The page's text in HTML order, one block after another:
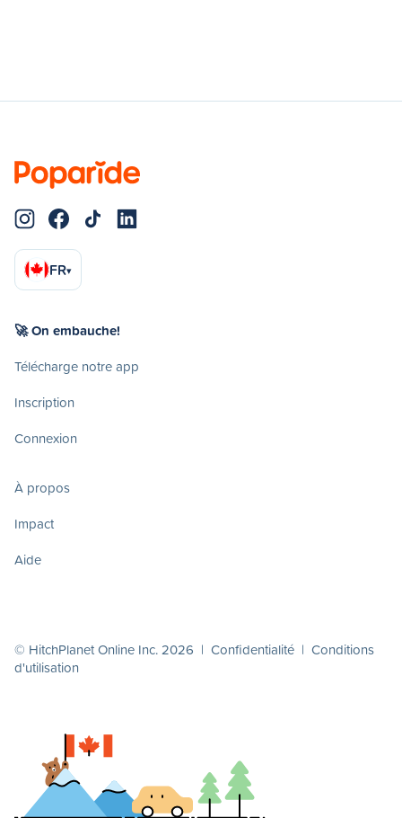
FR▾
🚀 On embauche!
Télécharge notre app
Inscription
Connexion
À propos
Impact
Aide
© HitchPlanet Online Inc. 2026 | Confidentialité | Conditions
d'utilisation